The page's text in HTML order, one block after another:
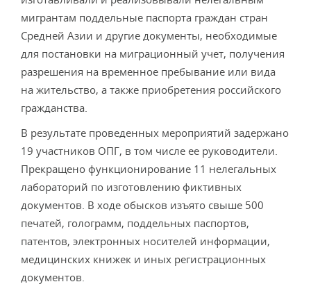
мигрантам поддельные паспорта граждан стран
Средней Азии и другие документы, необходимые
для постановки на миграционный учет, получения
разрешения на временное пребывание или вида
на жительство, а также приобретения российского
гражданства.
В результате проведенных мероприятий задержано
19 участников ОПГ, в том числе ее руководители.
Прекращено функционирование 11 нелегальных
лабораторий по изготовлению фиктивных
документов. В ходе обысков изъято свыше 500
печатей, голограмм, поддельных паспортов,
патентов, электронных носителей информации,
медицинских книжек и иных регистрационных
документов.